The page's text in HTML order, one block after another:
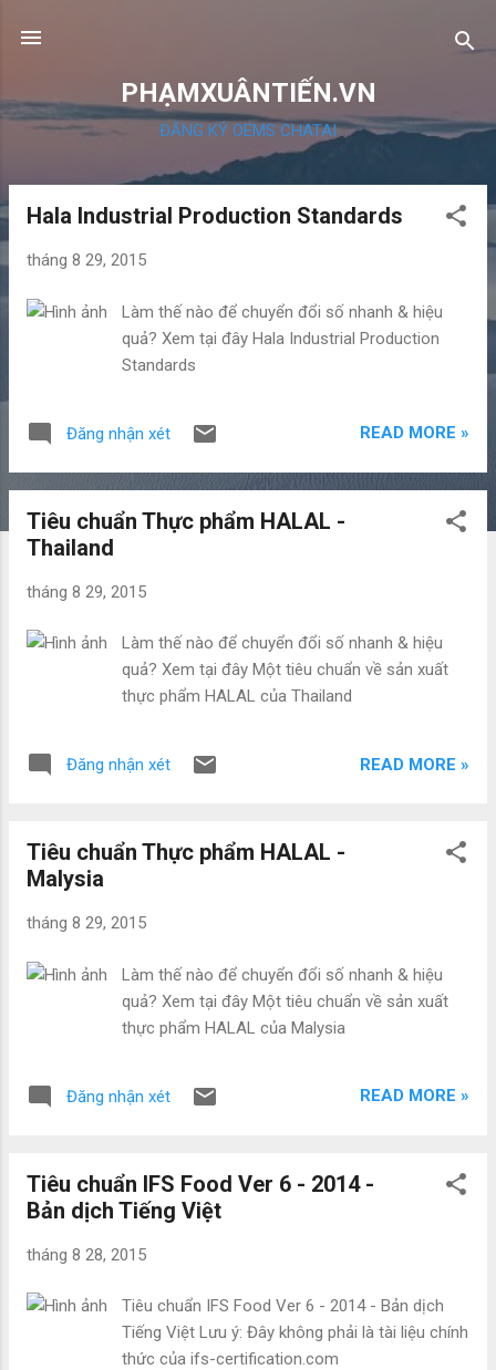
PHẠMXUÂNTIẾN.VN
ĐĂNG KÝ OEMS CHATAI
Hala Industrial Production Standards
tháng 8 29, 2015
Làm thế nào để chuyển đổi số nhanh & hiệu
quả? Xem tại đây Hala Industrial Production
Standards
Đăng nhận xét READ MORE »
Tiêu chuẩn Thực phẩm HALAL -
Thailand
tháng 8 29, 2015
Làm thế nào để chuyển đổi số nhanh & hiệu
quả? Xem tại đây Một tiêu chuẩn về sản xuất
thực phẩm HALAL của Thailand
Đăng nhận xét READ MORE »
Tiêu chuẩn Thực phẩm HALAL -
Malysia
tháng 8 29, 2015
Làm thế nào để chuyển đổi số nhanh & hiệu
quả? Xem tại đây Một tiêu chuẩn về sản xuất
thực phẩm HALAL của Malysia
Đăng nhận xét READ MORE »
Tiêu chuẩn IFS Food Ver 6 - 2014 -
Bản dịch Tiếng Việt
tháng 8 28, 2015
Tiêu chuẩn IFS Food Ver 6 - 2014 - Bản dịch
Tiếng Việt Lưu ý: Đây không phải là tài liệu chính
thức của ifs-certification.com